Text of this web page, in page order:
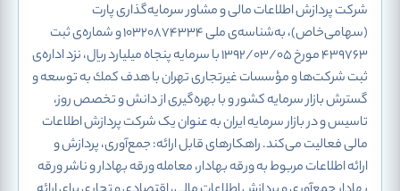
شرکت پردازش اطلاعات مالی و مشاور سرمایه‌گذاری پارت
(سهامی‌خاص)، به‌شناسه‌ی ملی ۱۰۳۲۰۸۷۴۳۳۴ و شماره‌ی ثبت
۴۳۹۷۶۳ مورخ ۱۳۹۲/۰۳/۰۵ با سرمایه پنجاه میلیارد ریال، نزد اداره‌ی
ثبت شرکت‌ها و مؤسسات غیرتجاری تهران با هدف كمك به توسعه و
گسترش بازار سرمایه كشور و با بهره‌گیری از دانش و تخصص روز،
تاسیس و در بازار سرمایه ایران به عنوان یک شرکت پردازش اطلاعات
مالی فعالیت می‌کند. راهکارهای قابل ارائه: جمع‌آوری، پردازش و
ارائه اطلاعات مربوط به ورقه بهادار، معامله ورقه بهادار و ناشر ورقه